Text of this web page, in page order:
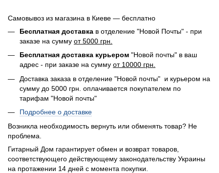
Самовывоз из магазина в Киеве — бесплатно
Бесплатная доставка в отделение "Новой Почты" - при
заказе на сумму от 5000 грн.
Бесплатная доставка курьером "Новой почты" в ваш
адрес - при заказе на сумму от 10000 грн.
Доставка заказа в отделение "Новой почты" и курьером на
сумму до 5000 грн. оплачивается покупателем по
тарифам "Новой почты"
Подробнее о доставке
Возникла необходимость вернуть или обменять товар? Не
проблема.
Гитарный Дом гарантирует обмен и возврат товаров,
соответствующего действующему законодательству Украины
на протажении 14 дней с момента покупки.